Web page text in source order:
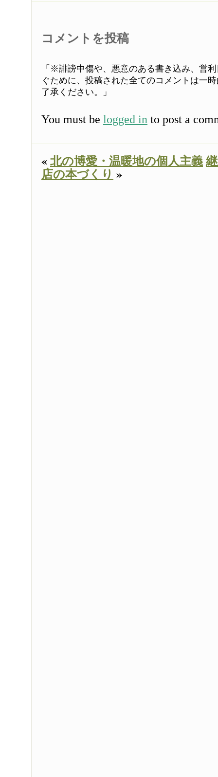
コメントを投稿
「※誹謗中傷や、悪意のある書き込み、営
ぐために、投稿された全てのコメントは一
了承ください。」
You must be logged in to post a
«北の博愛・温暖地の個人主義
店の本づくり »